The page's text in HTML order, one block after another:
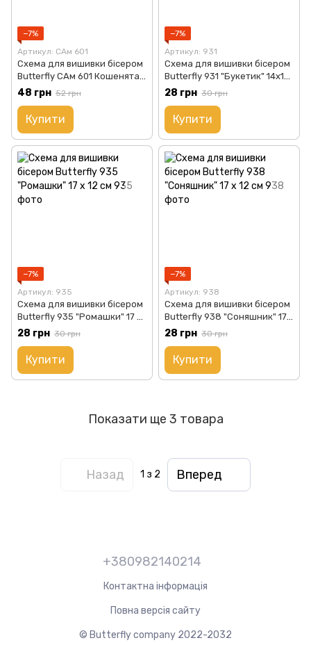
−7%
Артикул: САм 601
Схема для вишивки бісером
Butterfly САм 601 Кошенята
18 х 13 см
48 грн 52 грн
Купити
−7%
Артикул: 931
Схема для вишивки бісером
Butterfly 931 "Букетик" 14x14
см
28 грн 30 грн
Купити
−7%
Артикул: 935
Схема для вишивки бісером
Butterfly 935 "Ромашки" 17 х
12 см
28 грн 30 грн
Купити
−7%
Артикул: 938
Схема для вишивки бісером
Butterfly 938 "Соняшник" 17 х
12 см
28 грн 30 грн
Купити
Показати ще 3 товара
Назад 1 з 2 Вперед
+380982140214
Контактна інформація
Повна версія сайту
© Butterfly company 2022-2032